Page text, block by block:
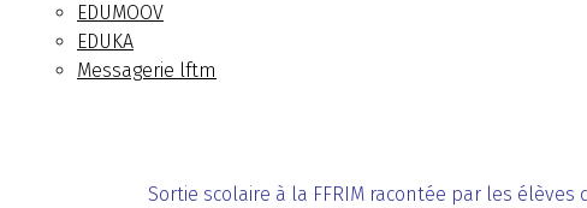
EDUMOOV
EDUKA
Messagerie lftm
Sortie scolaire à la FFRIM racontée par les élèves